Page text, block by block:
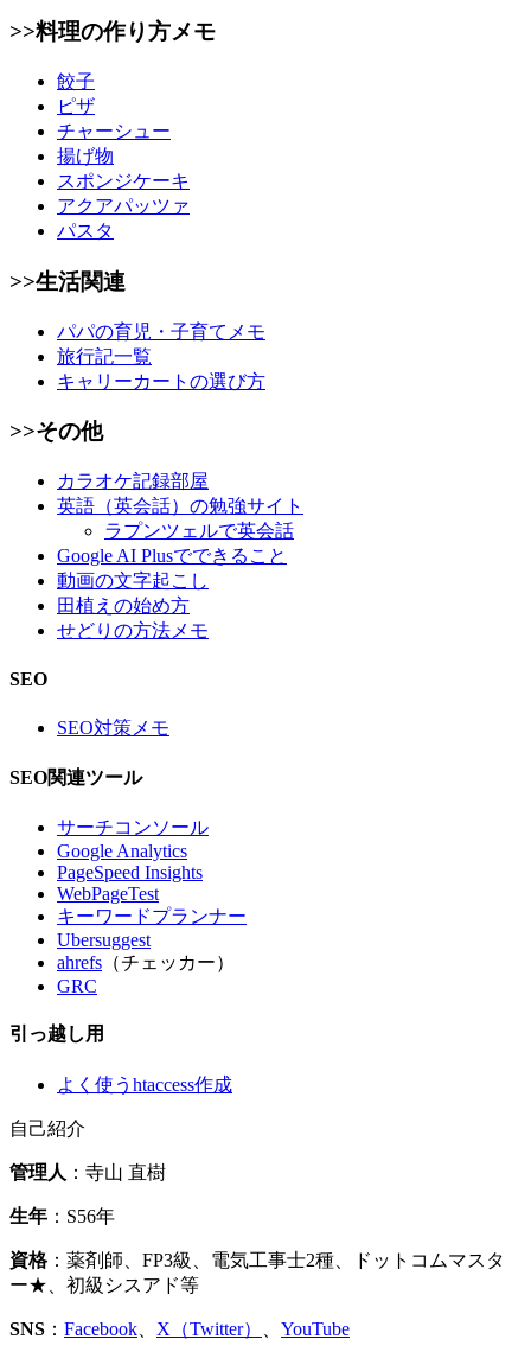
>>料理の作り方メモ
餃子
ピザ
チャーシュー
揚げ物
スポンジケーキ
アクアパッツァ
パスタ
>>生活関連
パパの育児・子育てメモ
旅行記一覧
キャリーカートの選び方
>>その他
カラオケ記録部屋
英語（英会話）の勉強サイト
ラプンツェルで英会話
Google AI Plusでできること
動画の文字起こし
田植えの始め方
せどりの方法メモ
SEO
SEO対策メモ
SEO関連ツール
サーチコンソール
Google Analytics
PageSpeed Insights
WebPageTest
キーワードプランナー
Ubersuggest
ahrefs （チェッカー）
GRC
引っ越し用
よく使うhtaccess作成
自己紹介
管理人 ：寺山 直樹
生年 ：S56年
資格：薬剤師、FP3級、電気工事士2種、ドットコムマスタ
ー★、初級シスアド等
SNS ： Facebook X（Twitter） YouTube